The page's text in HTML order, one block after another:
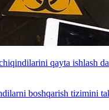
qayta ishlash
boshqarish tizimini